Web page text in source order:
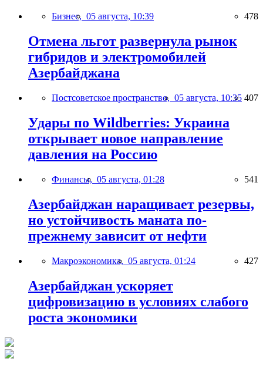
Бизнес, 05 августа, 10:39 478
Отмена льгот развернула рынок
гибридов и электромобилей
Азербайджана
Постсоветское пространство, 05 августа, 10:35 407
Удары по Wildberries: Украина
открывает новое направление
давления на Россию
Финансы, 05 августа, 01:28 541
Азербайджан наращивает резервы,
но устойчивость маната по-
прежнему зависит от нефти
Макроэкономика, 05 августа, 01:24 427
Азербайджан ускоряет
цифровизацию в условиях слабого
роста экономики